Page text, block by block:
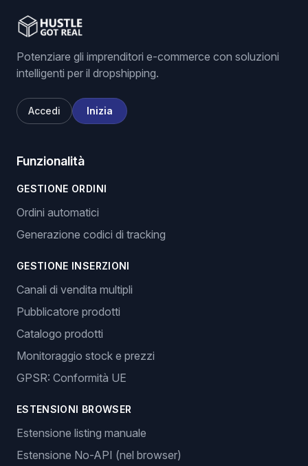
Potenziare gli imprenditori e-commerce con soluzioni
intelligenti per il dropshipping.
Accedi Inizia
Funzionalità
GESTIONE ORDINI
Ordini automatici
Generazione codici di tracking
GESTIONE INSERZIONI
Canali di vendita multipli
Pubblicatore prodotti
Catalogo prodotti
Monitoraggio stock e prezzi
GPSR: Conformità UE
ESTENSIONI BROWSER
Estensione listing manuale
Estensione No-API (nel browser)